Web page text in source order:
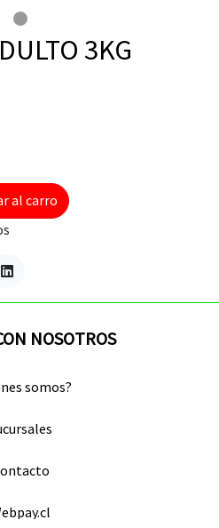
3KG
al carro
NOSOTROS
somos?